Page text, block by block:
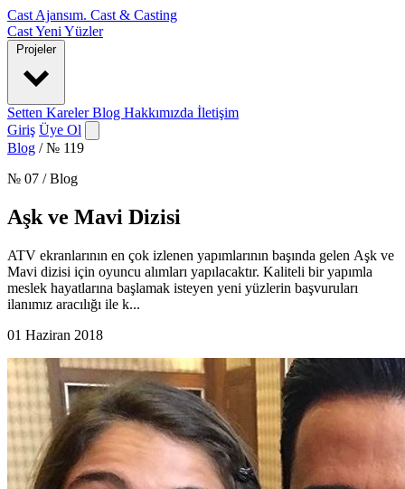
Cast Ajansım. Cast & Casting
CastYeni Yüzler
Projeler
Setten KarelerBlog Hakkımızda İletişim
Giriş Üye Ol
Blog / № 119
№ 07 / Blog
Aşk ve Mavi Dizisi
ATV ekranlarının en çok izlenen yapımlarının başında gelen Aşk ve
Mavi dizisi için oyuncu alımları yapılacaktır. Kaliteli bir yapımla
meslek hayatlarına başlamak isteyen yeni yüzlerin başvuruları
ilanımız aracılığı ile k...
01 Haziran 2018